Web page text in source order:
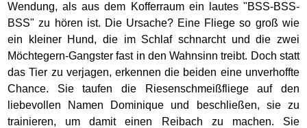
Wendung, als aus dem Kofferraum ein lautes "BSS-BSS-
BSS" zu hören ist. Die Ursache? Eine Fliege so groß wie
ein kleiner Hund, die im Schlaf schnarcht und die zwei
Möchtegern-Gangster fast in den Wahnsinn treibt. Doch statt
das Tier zu verjagen, erkennen die beiden eine unverhoffte
Chance. Sie taufen die Riesenschmeißfliege auf den
liebevollen Namen Dominique und beschließen, sie zu
trainieren, um damit einen Reibach zu machen. Sie